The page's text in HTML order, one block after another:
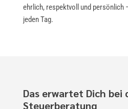
ehrlich, respektvoll und persönlich
jeden Tag.
Das erwartet Dich bei
Steuerberatung